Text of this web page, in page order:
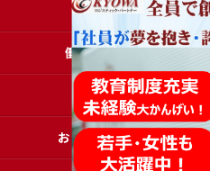
高収入
働きやすい
ブログ
お問い合わせ